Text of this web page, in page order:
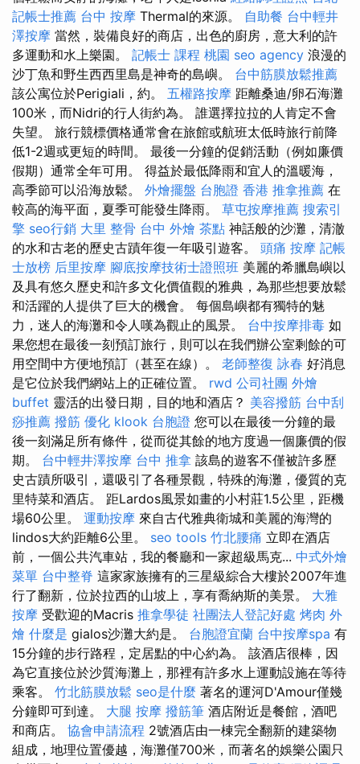
記帳士推薦 台中 按摩 Thermal的來源。 自助餐 台中輕井
澤按摩 當然，裝備良好的商店，出色的廚房，意大利的許
多運動和水上樂園。 記帳士 課程 桃園 seo agency 浪漫的
沙丁魚和野生西西里島是神奇的島嶼。 台中筋膜放鬆推薦
該公寓位於Perigiali，約。 五權路按摩 距離桑迪/卵石海灘
100米，而Nidri的行人街約為。 誰選擇拉拉的人肯定不會
失望。 旅行競標價格通常會在旅館或航班太低時旅行前降
低1-2週或更短的時間。 最後一分鐘的促銷活動（例如廉價
假期）通常全年可用。 得益於最低降雨和宜人的溫暖海，
高季節可以沿海放鬆。 外燴擺盤 台胞證 香港 推拿推薦 在
較高的海平面，夏季可能發生降雨。 草屯按摩推薦 搜索引
擎 seo行銷 大里 整骨 台中 外燴 茶點 神話般的沙灘，清澈
的水和古老的歷史古蹟年復一年吸引遊客。 頭痛 按摩 記帳
士放榜 后里按摩 腳底按摩技術士證照班 美麗的希臘島嶼以
及具有悠久歷史和許多文化價值觀的雅典，為那些想要放鬆
和活躍的人提供了巨大的機會。 每個島嶼都有獨特的魅
力，迷人的海灘和令人嘆為觀止的風景。 台中按摩排毒 如
果您想在最後一刻預訂旅行，則可以在我們辦公室剩餘的可
用空間中方便地預訂（甚至在線）。 老師整復 詠春 好消息
是它位於我們網站上的正確位置。 rwd 公司社團 外燴
buffet 靈活的出發日期，目的地和酒店？ 美容撥筋 台中刮
痧推薦 撥筋 優化 klook 台胞證 您可以在最後一分鐘的最
後一刻滿足所有條件，從而從其餘的地方度過一個廉價的假
期。 台中輕井澤按摩 台中 推拿 該島的遊客不僅被許多歷
史古蹟所吸引，還吸引了各種景觀，特殊的海灘，優質的克
里特菜和酒店。 距Lardos風景如畫的小村莊1.5公里，距機
場60公里。 運動按摩 來自古代雅典衛城和美麗的海灣的
lindos大約距離6公里。 seo tools 竹北腰痛 立即在酒店
前，一個公共汽車站，我的餐廳和一家超級馬克... 中式外燴
菜單 台中整脊 這家家族擁有的三星級綜合大樓於2007年進
行了翻新，位於拉西的山坡上，享有喬納斯的美景。 大雅
按摩 受歡迎的Macris 推拿學徒 社團法人登記好處 烤肉 外
燴 什麼是 gialos沙灘大約是。 台胞證宜蘭 台中按摩spa 有
15分鐘的步行路程，定居點的中心約為。 該酒店很棒，因
為它直接位於沙質海灘上，那裡有許多水上運動設施在等待
乘客。 竹北筋膜放鬆 seo是什麼 著名的運河D'Amour僅幾
分鐘即可到達。 大腿 按摩 撥筋筆 酒店附近是餐館，酒吧
和商店。 協會申請流程 2號酒店由一棟完全翻新的建築物
組成，地理位置優越，海灘僅700米，而著名的娛樂公園只